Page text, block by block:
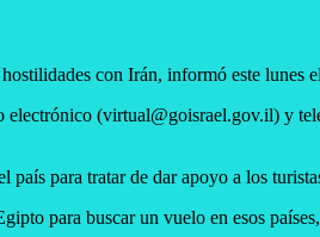
con Irán, informó este lunes
(virtual@goisrael.gov.il) y
para tratar de dar apoyo a los
para buscar un vuelo en esos